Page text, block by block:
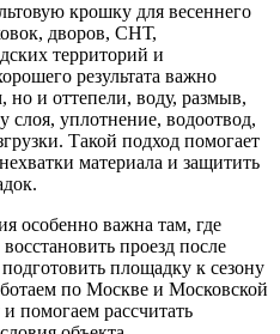
крошку для весеннего
дворов, СНТ,
территорий и
результата важно
но и оттепели, воду, размыв,
слоя, уплотнение, водоотвод,
Такой подход помогает
материала и защитить
особенно важна там, где
проезд после
площадку к сезону
по Москве и Московской
помогаем рассчитать